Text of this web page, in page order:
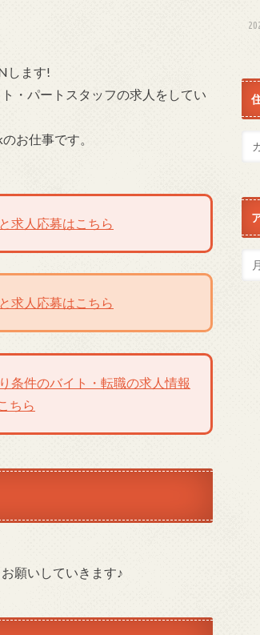
します!
・パートスタッフの求人をしてい
お仕事です。
求人応募はこちら
求人応募はこちら
条件のバイト・転職の求人情報
ちら
願いしていきます♪